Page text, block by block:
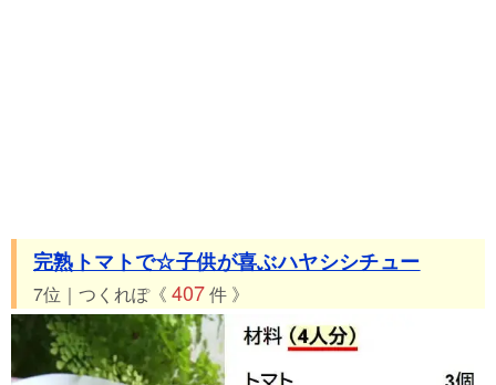
完熟トマトで☆子供が喜ぶハヤシシチュー
7位｜つくれぽ《 407件 》